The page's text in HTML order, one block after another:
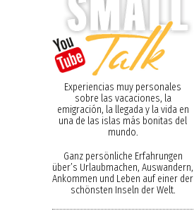
Experiencias muy personales
sobre las vacaciones, la
emigración, la llegada y la vida en
una de las islas más bonitas del
mundo.
Ganz persönliche Erfahrungen
über’s Urlaubmachen, Auswandern,
Ankommen und Leben auf einer der
schönsten Inseln der Welt.